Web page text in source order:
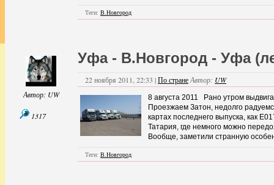
Теги: В.Новгород
Автор: UW
1317
Уфа - В.Новгород - Уфа
22 ноября 2011, 22:33 |По странеАвтор: UW
8 августа 2011 Рано утром
Проезжаем Затон, недолго
картах последнего выпуска, как
Татария, где немного можно
Вообще, заметили странную
Теги: В.Новгород